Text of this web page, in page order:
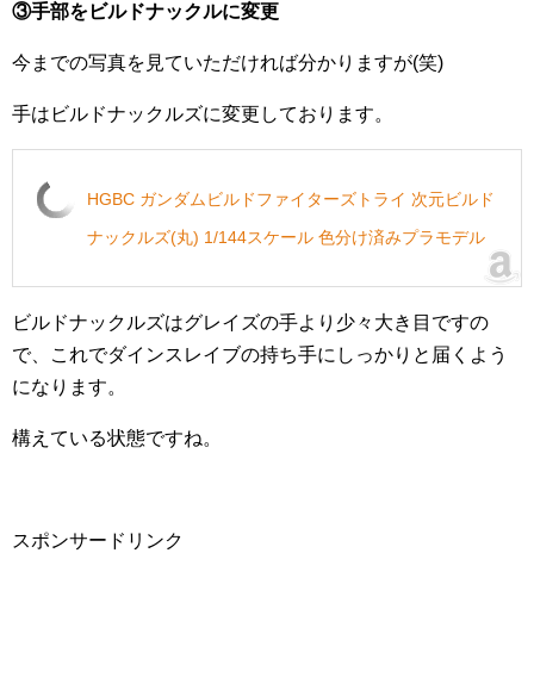
③手部をビルドナックルに変更
今までの写真を見ていただければ分かりますが(笑)
手はビルドナックルズに変更しております。
HGBC ガンダムビルドファイターズトライ 次元ビルド
ナックルズ(丸) 1/144スケール 色分け済みプラモデル
ビルドナックルズはグレイズの手より少々大き目ですの
で、これでダインスレイブの持ち手にしっかりと届くよう
になります。
構えている状態ですね。
スポンサードリンク